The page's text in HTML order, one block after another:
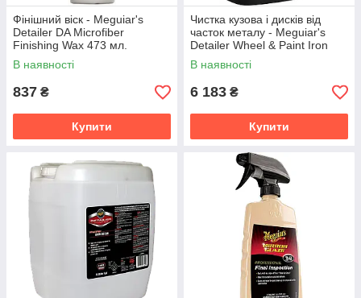
Фінішний віск - Meguiar's
Detailer DA Microfiber
Finishing Wax 473 мл.
(D30116)
В наявності
837 ₴
Купити
Чистка кузова і дисків від
часток металу - Meguiar's
Detailer Wheel & Paint Iron
Decon 3,79 л. (D180101)
В наявності
6 183 ₴
Купити